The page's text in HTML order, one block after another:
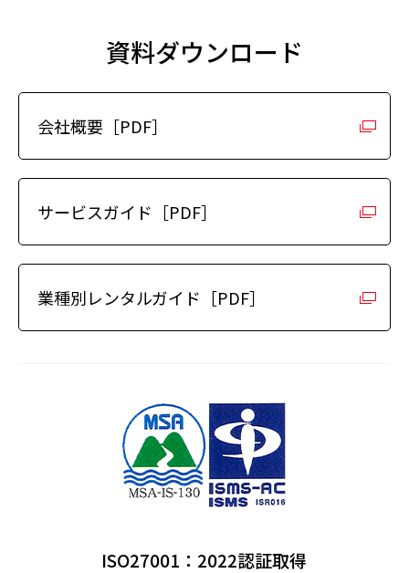
資料ダウンロード
会社概要［PDF］
サービスガイド［PDF］
業種別レンタルガイド［PDF］
ISO27001：2022認証取得